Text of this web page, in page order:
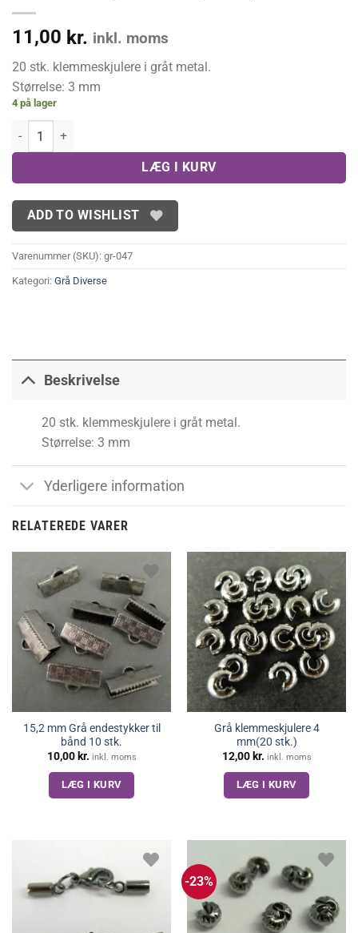
11,00 kr. inkl. moms
20 stk. klemmeskjulere i gråt metal.
Størrelse: 3 mm
4 på lager
Grå klemmeskjulere 3 mm(20 stk.) antal
LÆG I KURV
ADD TO WISHLIST
Varenummer (SKU): gr-047
Kategori: Grå Diverse
Beskrivelse
20 stk. klemmeskjulere i gråt metal.
Størrelse: 3 mm
Yderligere information
RELATEREDE VARER
15,2 mm Grå endestykker til
bånd 10 stk.
10,00 kr. inkl. moms
LÆG I KURV
Grå klemmeskjulere 4
mm(20 stk.)
12,00 kr. inkl. moms
LÆG I KURV
-23%